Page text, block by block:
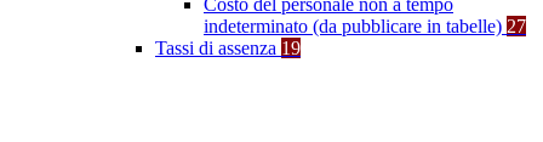
Costo del personale non a tempo
indeterminato (da pubblicare in tabelle) 27
Tassi di assenza 19